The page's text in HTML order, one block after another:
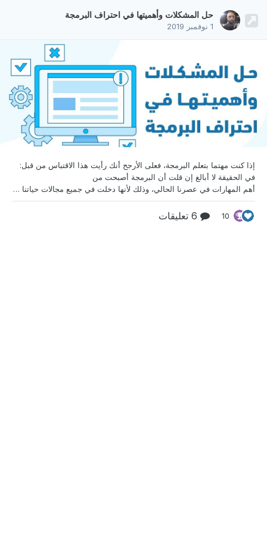
حل المشكلات وأهميتها في احتراف البرمجة
1 نوفمبر 2019
إذا كنت مهتما بتعلم البرمجة، فعلى الأرجح أنك رأيت هذا الاقتباس من قبل:
في الحقيقة لا أبالغ إن قلت أن البرمجة أصبحت من
أهم المهارات في عصرنا الحالي، وذلك لأنها دخلت في جميع مجالات حياتنا سواءً كنا ندرك ذلك أم لا فانطلاقًا من الهواتف المحمولة ومرورًا بالمنازل والشاشات الذكية وانتهاءً بالسيارات ذاتية القيادة. كل شيء من حولنا لم نكن لنراه بهذا الشكل لولا البرمجة، فأنا على سبيل المثال أكتب وأعدل هذا الموضوع من خلال برنامج بُرمج عبر لغة برمجة وأنت تقرأه على الإنترنت باستخدام برنامج (المتصفح) ور
10